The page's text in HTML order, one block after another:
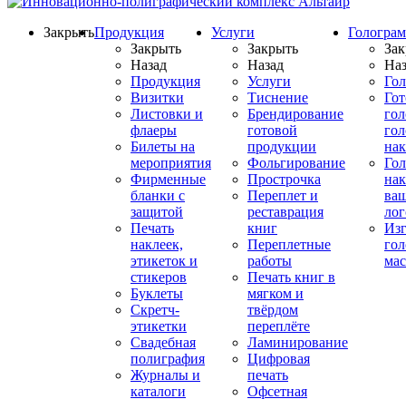
ЗакрытьПродукция
Закрыть
Назад
Продукция
Визитки
Листовки и
флаеры
Билеты на
мероприятия
Фирменные
бланки с
защитой
Печать
наклеек,
этикеток и
стикеров
Буклеты
Скретч-
этикетки
Свадебная
полиграфия
Журналы и
каталоги
Услуги
Закрыть
Назад
Услуги
Тиснение
Брендирование
готовой
продукции
Фольгирование
Прострочка
Переплет и
реставрация
книг
Переплетные
работы
Печать книг в
мягком и
твёрдом
переплёте
Ламинирование
Цифровая
печать
Офсетная